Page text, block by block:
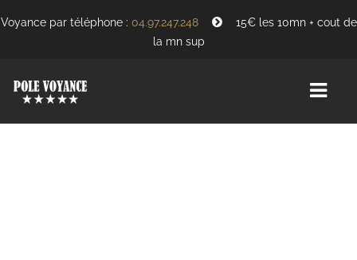
Voyance par téléphone : 04.97.247.248
15€ les 10mn + cout de
la mn sup